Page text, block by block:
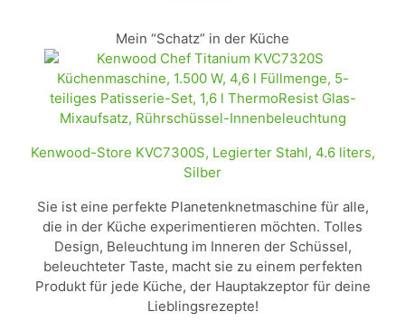
Mein “Schatz” in der Küche
Kenwood-Store KVC7300S, Legierter Stahl, 4.6 liters,
Silber
Sie ist eine perfekte Planetenknetmaschine für alle,
die in der Küche experimentieren möchten. Tolles
Design, Beleuchtung im Inneren der Schüssel,
beleuchteter Taste, macht sie zu einem perfekten
Produkt für jede Küche, der Hauptakzeptor für deine
Lieblingsrezepte!